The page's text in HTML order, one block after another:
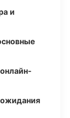
и